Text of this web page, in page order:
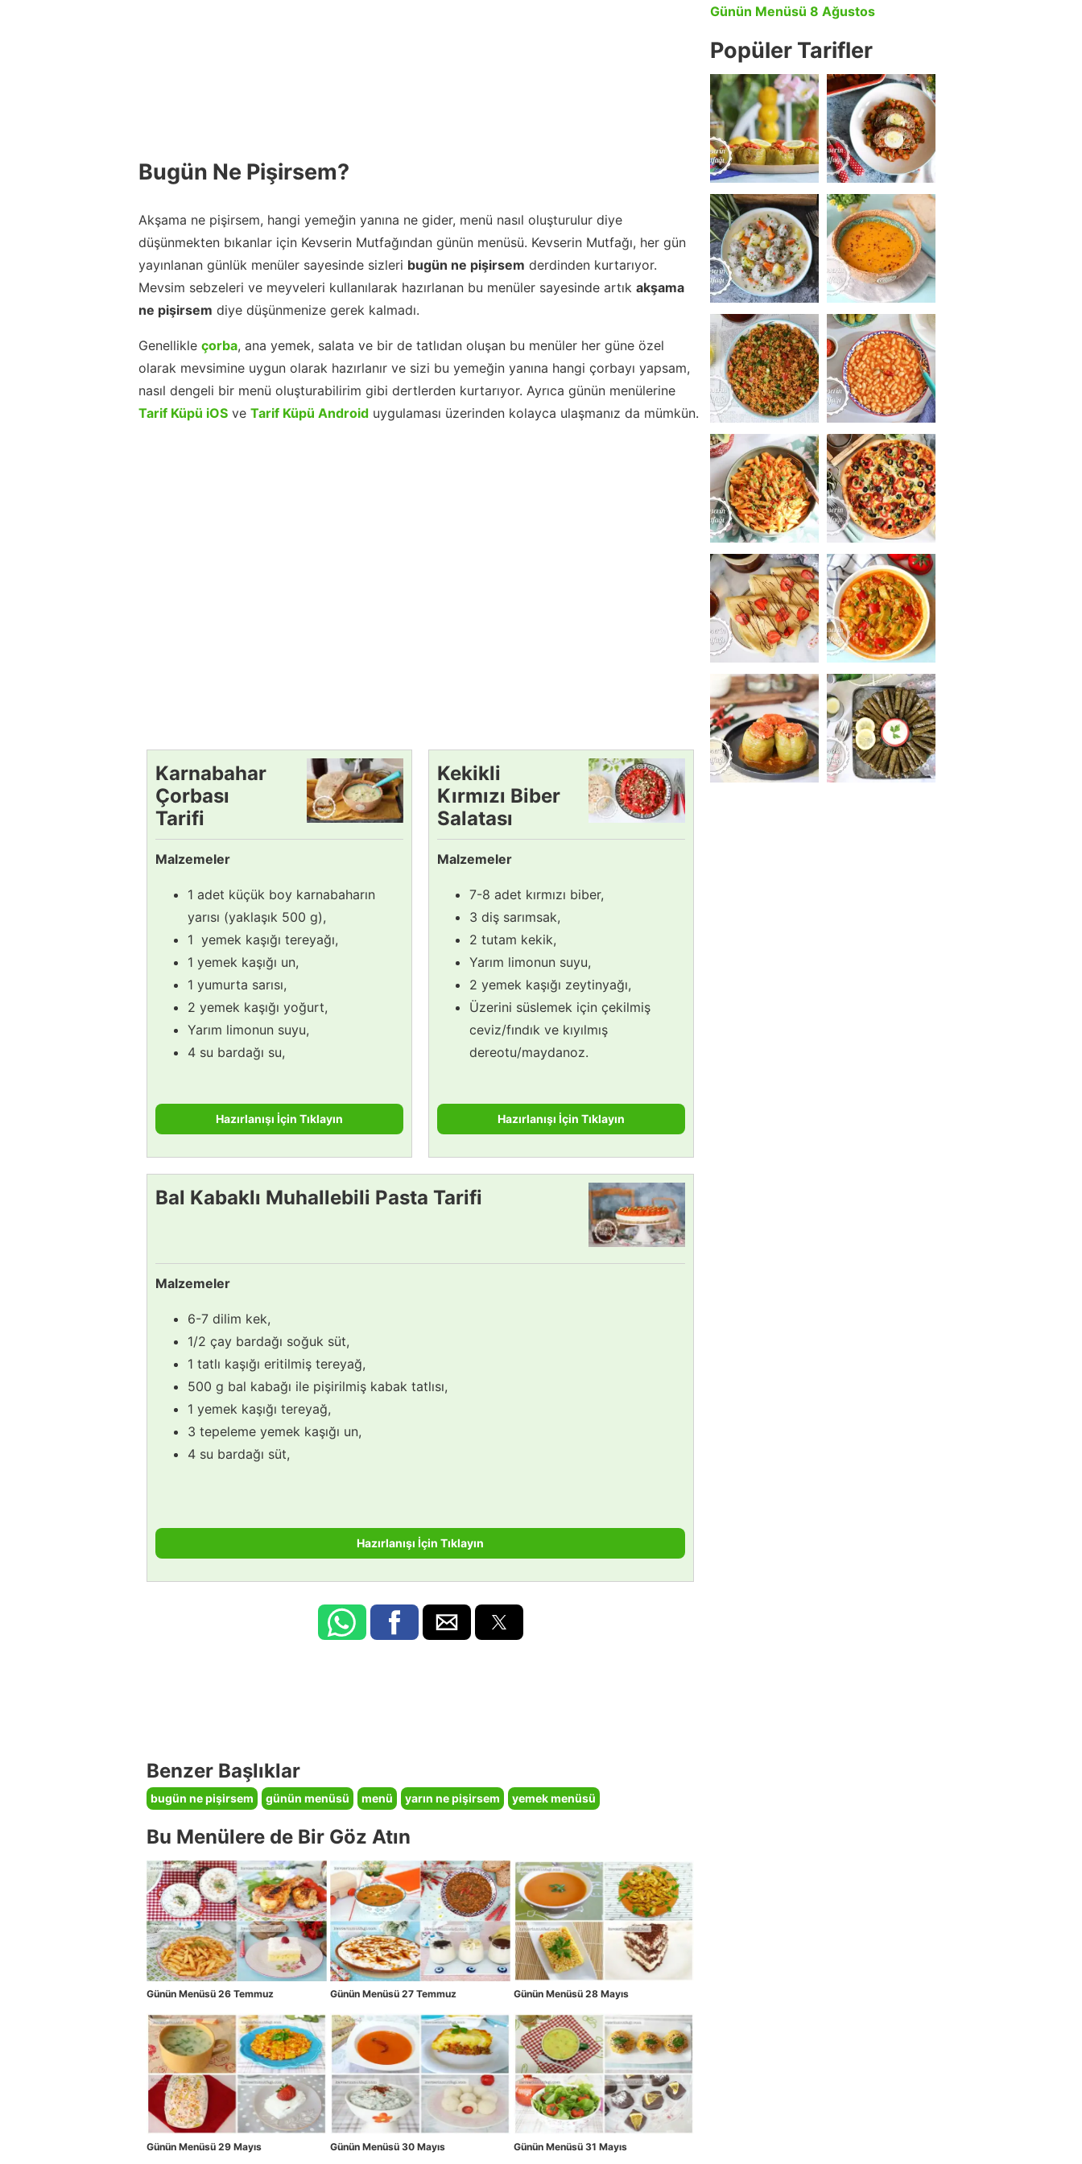
Bugün Ne Pişirsem?
Akşama ne pişirsem, hangi yemeğin yanına ne gider, menü nasıl oluşturulur diye
düşünmekten bıkanlar için Kevserin Mutfağından günün menüsü. Kevserin Mutfağı, her gün
yayınlanan günlük menüler sayesinde sizleri bugün ne pişirsem derdinden kurtarıyor.
Mevsim sebzeleri ve meyveleri kullanılarak hazırlanan bu menüler sayesinde artık akşama
ne pişirsem diye düşünmenize gerek kalmadı.
Genellikle çorba, ana yemek, salata ve bir de tatlıdan oluşan bu menüler her güne özel
olarak mevsimine uygun olarak hazırlanır ve sizi bu yemeğin yanına hangi çorbayı yapsam,
nasıl dengeli bir menü oluşturabilirim gibi dertlerden kurtarıyor. Ayrıca günün menülerine
Tarif Küpü iOS ve Tarif Küpü Android uygulaması üzerinden kolayca ulaşmanız da mümkün.
Karnabahar
Çorbası
Tarifi
Malzemeler
1 adet küçük boy karnabaharın
yarısı (yaklaşık 500 g),
1 yemek kaşığı tereyağı,
1 yemek kaşığı un,
1 yumurta sarısı,
2 yemek kaşığı yoğurt,
Yarım limonun suyu,
4 su bardağı su,
Hazırlanışı İçin Tıklayın
Kekikli
Kırmızı Biber
Salatası
Tarifi
Malzemeler
7-8 adet kırmızı biber,
3 diş sarımsak,
2 tutam kekik,
Yarım limonun suyu,
2 yemek kaşığı zeytinyağı,
Üzerini süslemek için çekilmiş
ceviz/fındık ve kıyılmış
dereotu/maydanoz.
Hazırlanışı İçin Tıklayın
Bal Kabaklı Muhallebili Pasta Tarifi
Malzemeler
6-7 dilim kek,
1/2 çay bardağı soğuk süt,
1 tatlı kaşığı eritilmiş tereyağ,
500 g bal kabağı ile pişirilmiş kabak tatlısı,
1 yemek kaşığı tereyağ,
3 tepeleme yemek kaşığı un,
4 su bardağı süt,
Hazırlanışı İçin Tıklayın
Benzer Başlıklar
bugün ne pişirsem günün menüsü menü yarın ne pişirsem yemek menüsü
Bu Menülere de Bir Göz Atın
Günün Menüsü 26 Temmuz Günün Menüsü 27 Temmuz Günün Menüsü 28 Mayıs
Günün Menüsü 29 Mayıs Günün Menüsü 30 Mayıs Günün Menüsü 31 Mayıs
Günün Menüsü 8 Ağustos
Popüler Tarifler